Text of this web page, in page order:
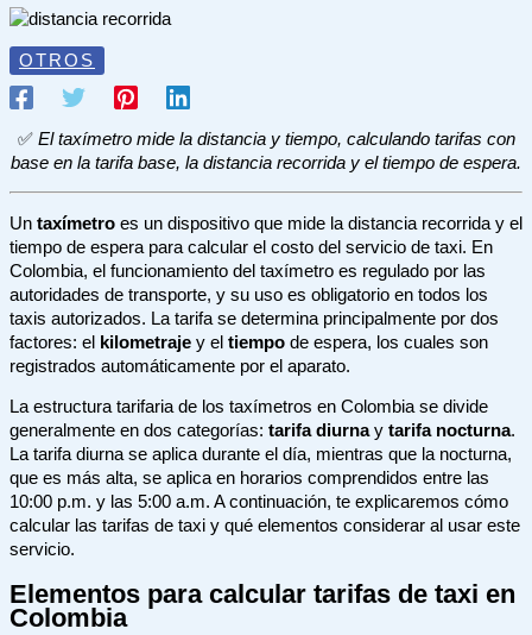
OTROS
✅ El taxímetro mide la distancia y tiempo, calculando tarifas con
base en la tarifa base, la distancia recorrida y el tiempo de espera.
Un taxímetro es un dispositivo que mide la distancia recorrida y el
tiempo de espera para calcular el costo del servicio de taxi. En
Colombia, el funcionamiento del taxímetro es regulado por las
autoridades de transporte, y su uso es obligatorio en todos los
taxis autorizados. La tarifa se determina principalmente por dos
factores: el
kilometraje y el tiempo de espera, los cuales son
registrados automáticamente por el aparato.
La estructura tarifaria de los taxímetros en Colombia se divide
generalmente en dos categorías: tarifa diurnay tarifa nocturna.
La tarifa diurna se aplica durante el día, mientras que la nocturna,
que es más alta, se aplica en horarios comprendidos entre las
10:00 p.m. y las 5:00 a.m. A continuación, te explicaremos cómo
calcular las tarifas de taxi y qué elementos considerar al usar este
servicio.
Elementos para calcular tarifas de taxi en
Colombia